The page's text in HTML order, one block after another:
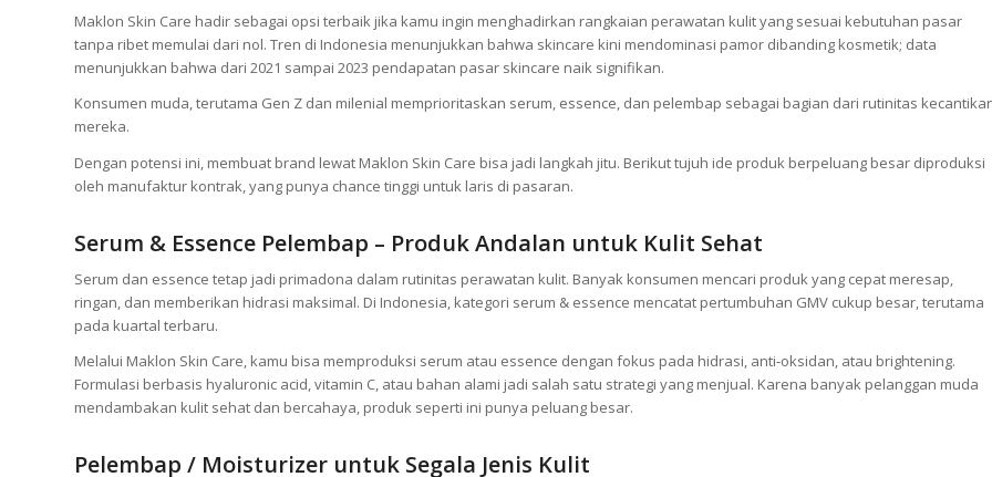
Maklon Skin Care hadir sebagai opsi terbaik jika kamu ingin menghadirkan rangkaian perawatan kulit yang sesuai kebutuhan pasar
tanpa ribet memulai dari nol. Tren di Indonesia menunjukkan bahwa skincare kini mendominasi pamor dibanding kosmetik; data
menunjukkan bahwa dari 2021 sampai 2023 pendapatan pasar skincare naik signifikan.
Konsumen muda, terutama Gen Z dan milenial memprioritaskan serum, essence, dan pelembap sebagai bagian dari rutinitas
mereka.
Dengan potensi ini, membuat brand lewat Maklon Skin Care bisa jadi langkah jitu. Berikut tujuh ide produk berpeluang besar diproduksi
oleh manufaktur kontrak, yang punya chance tinggi untuk laris di pasaran.
Serum & Essence Pelembap – Produk Andalan untuk Kulit Sehat
Serum dan essence tetap jadi primadona dalam rutinitas perawatan kulit. Banyak konsumen mencari produk yang cepat meresap,
ringan, dan memberikan hidrasi maksimal. Di Indonesia, kategori serum & essence mencatat pertumbuhan GMV cukup besar, terutama
pada kuartal terbaru.
Melalui Maklon Skin Care, kamu bisa memproduksi serum atau essence dengan fokus pada hidrasi, anti‑oksidan, atau brightening.
Formulasi berbasis hyaluronic acid, vitamin C, atau bahan alami jadi salah satu strategi yang menjual. Karena banyak pelanggan muda
mendambakan kulit sehat dan bercahaya, produk seperti ini punya peluang besar.
Pelembap / Moisturizer untuk Segala Jenis Kulit